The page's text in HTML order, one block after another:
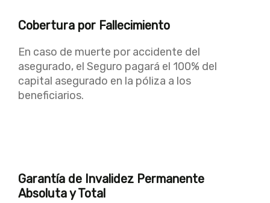
Cobertura por Fallecimiento
En caso de muerte por accidente del
asegurado, el Seguro pagará el 100% del
capital asegurado en la póliza a los
beneficiarios.
Garantía de Invalidez Permanente
Absoluta y Total